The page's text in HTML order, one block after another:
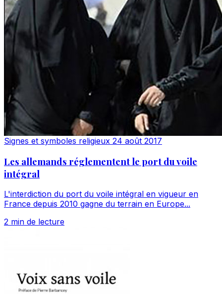
Signes et symboles religieux 24 août 2017
Les allemands réglementent le port du voile
intégral
L'interdiction du port du voile intégral en vigueur en
France depuis 2010 gagne du terrain en Europe...
2 min de lecture